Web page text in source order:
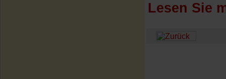
Lesen Sie